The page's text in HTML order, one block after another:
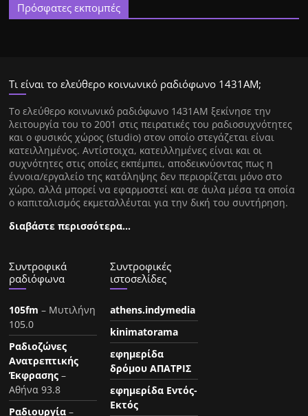
Πρόσφατες εκπομπές
Τι είναι το ελεύθερο κοινωνικό ραδιόφωνο 1431ΑΜ;
Tο ελεύθερο κοινωνικό ραδιόφωνο 1431AM ξεκίνησε την
λειτουργία του το 2001 στις πειρατικές του ραδιοσυχνότητες
και ο φυσικός χώρος (studio) στον οποίο στεγάζεται είναι
κατειλλημένος. Αντίστοιχα, κατειλλημένες είναι και οι
συχνότητες στις οποίες εκπέμπει, αποδεικνύοντας πως η
έννοια/εργαλείο της κατάληψης δεν περιορίζεται μόνο στο
χώρο, αλλά μπορεί να εφαρμοστεί και σε άυλα μέσα τα οποία
ο καπιταλισμός εκμεταλλέυται για την δική του συντήρηση.
διαβάστε περισσότερα…
Συντροφικά
ραδιόφωνα
105fm – Μυτιλήνη
105.0
Ραδιοζώνες
Ανατρεπτικής
Έκφρασης –
Αθήνα 93.8
Ραδιουργία –
Συντροφικές
ιστοσελίδες
athens.indymedia
kinimatorama
εφημερίδα
δρόμου ΑΠΑΤΡΙΣ
εφημερίδα Εντός-
Εκτός